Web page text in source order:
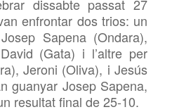
dissabte passat 27
enfrontar dos trios: un
Sapena (Ondara),
(Gata) i l’altre per
Jeroni (Oliva), i Jesús
guanyar Josep Sapena,
resultat final de 25-10.